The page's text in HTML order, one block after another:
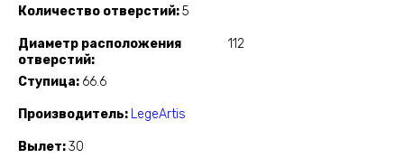
Количество отверстий 5
Диаметр расположения
отверстий
112
Ступица 66.6
Производитель LegeArtis
Вылет 30